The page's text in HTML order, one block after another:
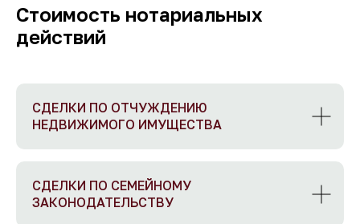
Стоимость нотариальных
действий
СДЕЛКИ ПО ОТЧУЖДЕНИЮ
НЕДВИЖИМОГО ИМУЩЕСТВА
СДЕЛКИ ПО СЕМЕЙНОМУ
ЗАКОНОДАТЕЛЬСТВУ